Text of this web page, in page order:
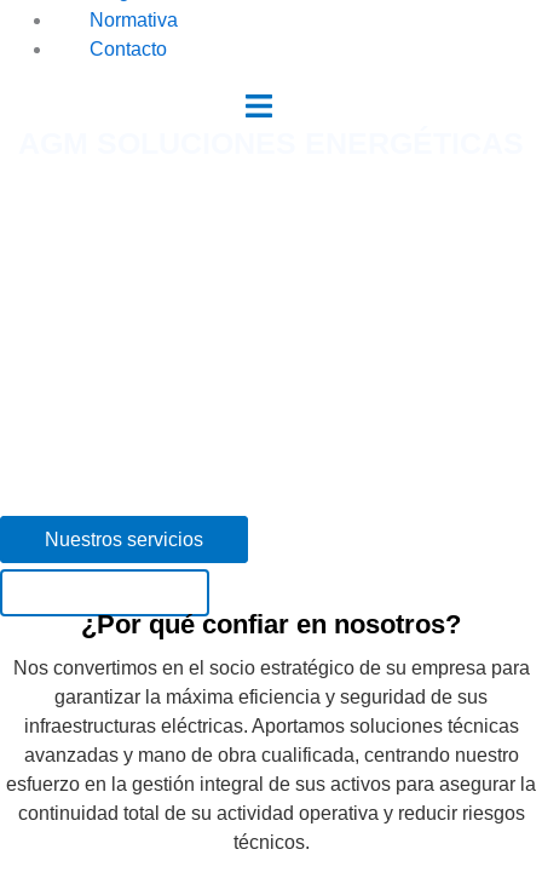
Normativa
Contacto
Nuestros servicios
¿Por qué confiar en nosotros?
Nos convertimos en el socio estratégico de su empresa para
garantizar la máxima eficiencia y seguridad de sus
infraestructuras eléctricas. Aportamos soluciones técnicas
avanzadas y mano de obra cualificada, centrando nuestro
esfuerzo en la gestión integral de sus activos para asegurar la
continuidad total de su actividad operativa y reducir riesgos
técnicos.